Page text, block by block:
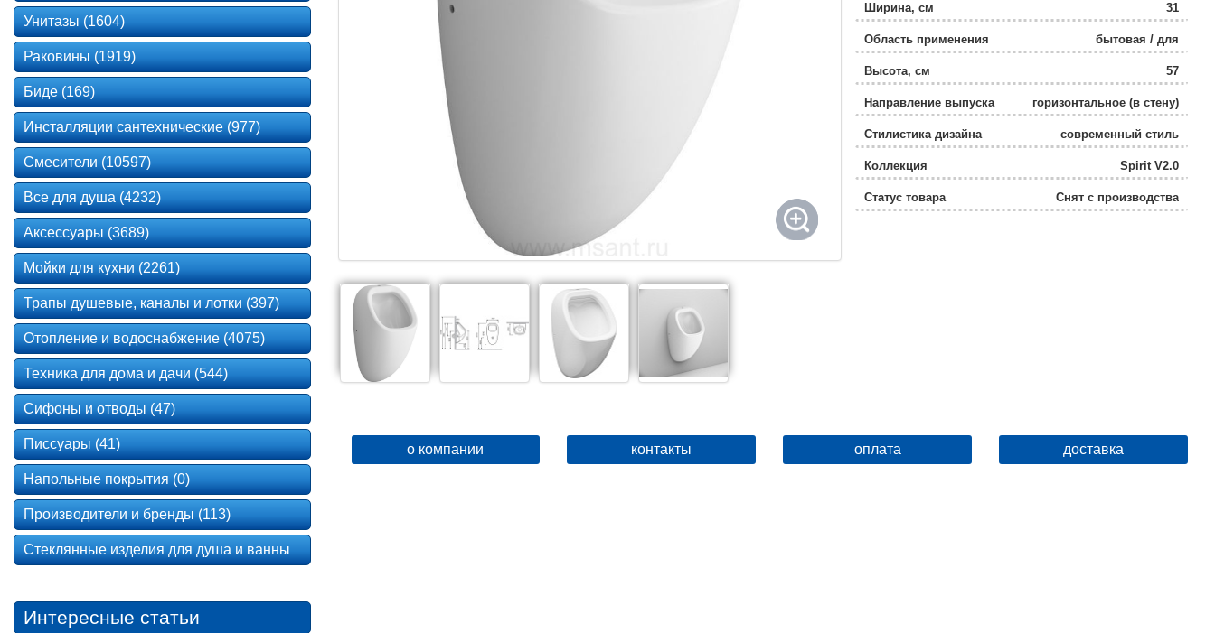
Ширина, см 31
Область применения
бытовая / для
общественных мест
Высота, см
57
Направление выпуска горизонтальное (в стену)
Стилистика дизайна современный стиль
Коллекция Spirit V2.0
Статус товара Снят с производства
о компании контакты оплата доставка
Унитазы (1604)
Раковины (1919)
Биде (169)
Инсталляции сантехнические (977)
Смесители (10597)
Все для душа (4232)
Аксессуары (3689)
Мойки для кухни (2261)
Трапы душевые, каналы и лотки (397)
Отопление и водоснабжение (4075)
Техника для дома и дачи (544)
Сифоны и отводы (47)
Писсуары (41)
Напольные покрытия (0)
Производители и бренды (113)
Стеклянные изделия для душа и ванны
Интересные статьи